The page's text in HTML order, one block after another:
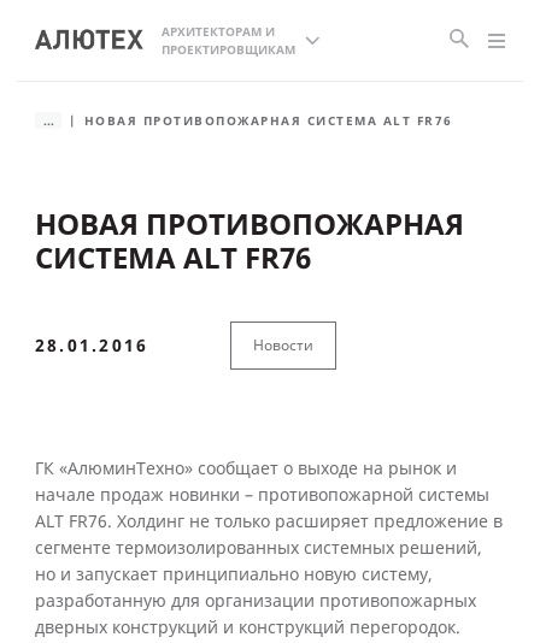
АРХИТЕКТОРАМ И
ПРОЕКТИРОВЩИКАМ
... НОВАЯ ПРОТИВОПОЖАРНАЯ СИСТЕМА ALT FR76
НОВАЯ ПРОТИВОПОЖАРНАЯ
СИСТЕМА ALT FR76
28.01.2016 Новости
ГК «АлюминТехно» сообщает о выходе на рынок и
начале продаж новинки – противопожарной системы
ALT FR76. Холдинг не только расширяет предложение в
сегменте термоизолированных системных решений,
но и запускает принципиально новую систему,
разработанную для организации противопожарных
дверных конструкций и конструкций перегородок.